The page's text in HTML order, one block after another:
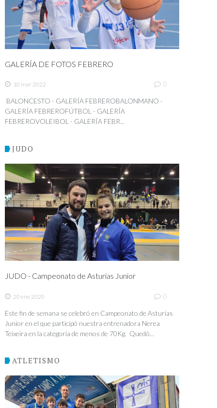
GALERÍA DE FOTOS FEBRERO
10 mar 2022 0
BALONCESTO - GALERÍA FEBREROBALONMANO -
GALERÍA FEBREROFÚTBOL - GALERÍA
FEBREROVOLEIBOL - GALERÍA FEBR...
JUDO
JUDO - Campeonato de Asturias Junior
20 ene 2020 0
Este fin de semana se celebró en Campeonato de Asturias
Junior en el que participó nuestra entrenadora Nerea
Teixeira en la categoría de menos de 70Kg. Quedó...
ATLETISMO